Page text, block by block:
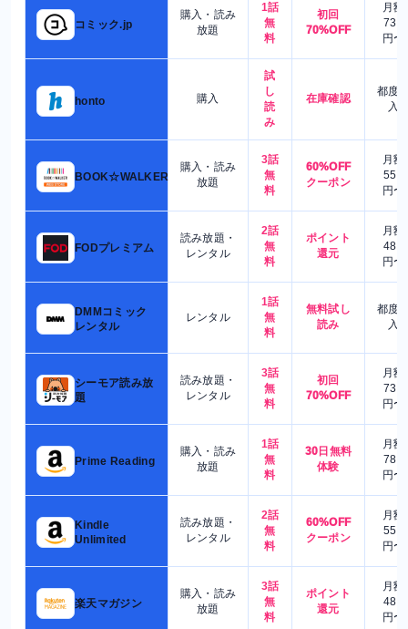
コミック.jp
購入・読み
放題
1話
無
料
初回
70%OFF
月額
730
円〜
honto 購入
試
し
読
み
在庫確認
都度
入
BOOK☆WALKER
購入・読み
放題
3話
無
料
60%OFF
クーポン
月額
550
円〜
FODプレミアム
読み放題・
レンタル
2話
無
料
ポイント
還元
月額
480
円〜
DMMコミック
レンタル
レンタル
1話
無
料
無料試し
読み
都度
入
シーモア読み放
題
読み放題・
レンタル
3話
無
料
初回
70%OFF
月額
730
円〜
Prime Reading
購入・読み
放題
1話
無
料
30日無料
体験
月額
780
円〜
Kindle
Unlimited
読み放題・
レンタル
2話
無
料
60%OFF
クーポン
月額
550
円〜
楽天マガジン
購入・読み
放題
3話
無
料
ポイント
還元
月額
480
円〜